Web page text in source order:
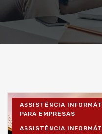
ASSISTÊNCIA
PARA EMPRESAS
ASSISTÊNCIA